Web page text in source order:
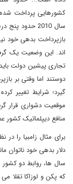
کشورهایی پرداخت
سال 2010
بازپرداخت بدهی خود
تجاری پیشین دولت
دوستند اما وقتی بر
گیرد؛ شرایط تغییر
موقعیت دشواری قرار
منافع دیپلماتیک
دلار بدهی خود ناتوان
سال ها، روابط دو
که پکن و لوزاکا تقلا